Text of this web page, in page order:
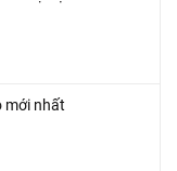
mới nhất